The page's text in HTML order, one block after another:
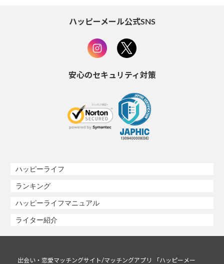
ハッピーメール公式SNS
安心のセキュリティ対策
ハッピーライフ
ランキング
ハッピーライフマニュアル
ライター紹介
出会い・恋愛マッチングサイト/マッチングアプリ 「ハッピーメー